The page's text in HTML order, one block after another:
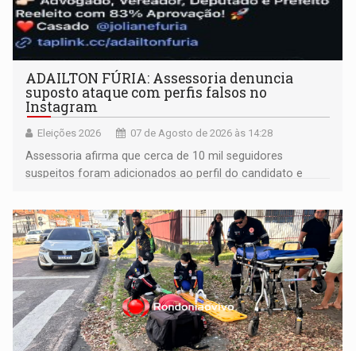
ADAILTON FÚRIA: Assessoria denuncia
suposto ataque com perfis falsos no
Instagram
Eleições 2026 07 de Agosto de 2026 às 14:28
Assessoria afirma que cerca de 10 mil seguidores
suspeitos foram adicionados ao perfil do candidato e
remover as contas